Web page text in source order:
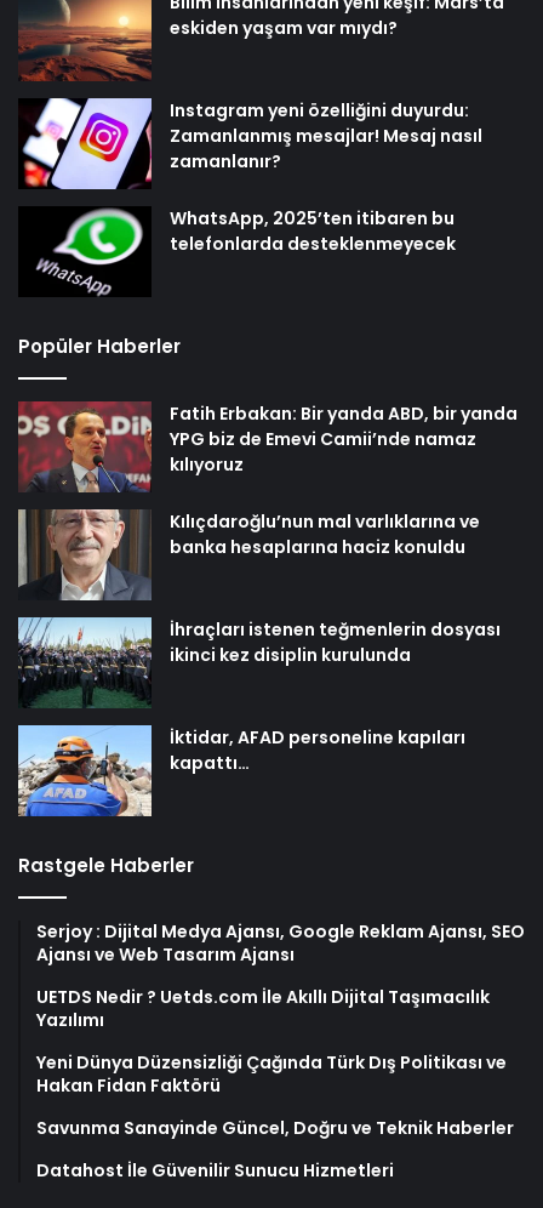
eskiden yaşam var mıydı?
Instagram yeni özelliğini duyurdu:
Zamanlanmış mesajlar! Mesaj nasıl
zamanlanır?
WhatsApp, 2025’ten itibaren bu
telefonlarda desteklenmeyecek
Popüler Haberler
Fatih Erbakan: Bir yanda ABD, bir yanda
YPG biz de Emevi Camii’nde namaz
kılıyoruz
Kılıçdaroğlu’nun mal varlıklarına ve
banka hesaplarına haciz konuldu
İhraçları istenen teğmenlerin dosyası
ikinci kez disiplin kurulunda
İktidar, AFAD personeline kapıları
kapattı…
Rastgele Haberler
Serjoy : Dijital Medya Ajansı, Google Reklam Ajansı, SEO
Ajansı ve Web Tasarım Ajansı
UETDS Nedir ? Uetds.com İle Akıllı Dijital Taşımacılık
Yazılımı
Yeni Dünya Düzensizliği Çağında Türk Dış Politikası ve
Hakan Fidan Faktörü
Savunma Sanayinde Güncel, Doğru ve Teknik Haberler
Datahost İle Güvenilir Sunucu Hizmetleri